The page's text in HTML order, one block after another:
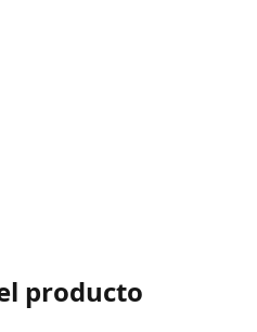
producto